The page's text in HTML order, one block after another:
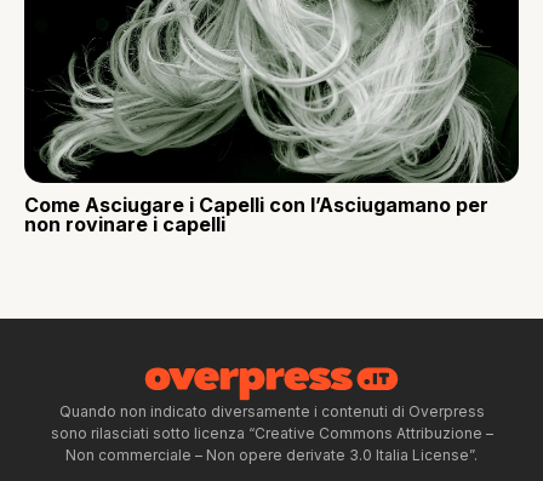
Come Asciugare i Capelli con l’Asciugamano per
non rovinare i capelli
Quando non indicato diversamente i contenuti di Overpress
sono rilasciati sotto licenza “Creative Commons Attribuzione –
Non commerciale – Non opere derivate 3.0 Italia License”.